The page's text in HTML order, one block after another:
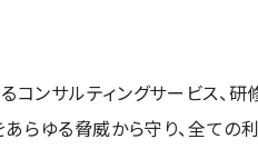
コンサルティングサービス
ゆる脅威から守り、全ての